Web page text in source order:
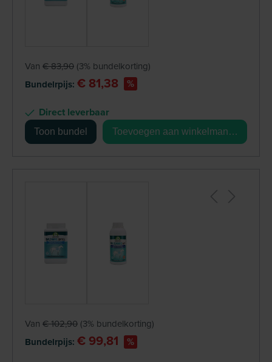
Van € 83,90 (3% bundelkorting)
Bundelrpijs: € 81,38 %
Direct leverbaar
Toon bundel Toevoegen aan winkelmandje
Van € 102,90 (3% bundelkorting)
Bundelrpijs: € 99,81 %